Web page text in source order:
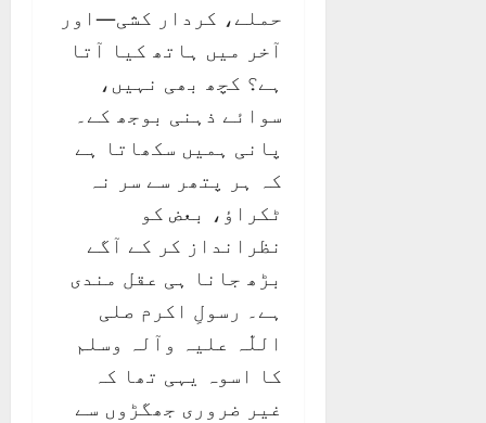
حملے، کردار کشی—اور
آخر میں ہاتھ کیا آتا
ہے؟ کچھ بھی نہیں،
سوائے ذہنی بوجھ کے۔
پانی ہمیں سکھاتا ہے
کہ ہر پتھر سے سر نہ
ٹکراؤ، بعض کو
نظرانداز کر کے آگے
بڑھ جانا ہی عقل مندی
ہے۔ رسولِ اکرم صلی
اللّٰہ علیہ وآلہ وسلم
کا اسوہ یہی تھا کہ
غیر ضروری جھگڑوں سے